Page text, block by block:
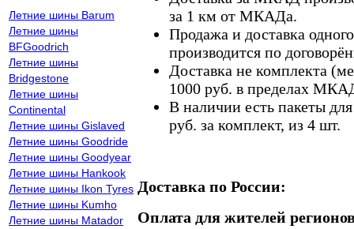
Летние шины Barum
Летние шины
BFGoodrich
Летние шины
Bridgestone
Летние шины
Continental
Летние шины Gislaved
Летние шины Goodride
Летние шины Goodyear
Летние шины Hankook
Летние шины Ikon Tyres
Летние шины Kumho
Летние шины Matador
за 1 км от МКАДа.
Продажа и доставка
производится по
Доставка не комплекта
1000 руб. в пределах
В наличии есть пакеты
руб. за комплект, из 4 шт.
Доставка по России:
Оплата для жителей